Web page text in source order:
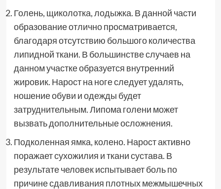
Голень, щиколотка, лодыжка. В данной части
образование отлично просматривается,
благодаря отсутствию большого количества
липидной ткани. В большинстве случаев на
данном участке образуется внутренний
жировик. Нарост на ноге следует удалять,
ношение обуви и одежды будет
затруднительным. Липома голени может
вызвать дополнительные осложнения.
Подколенная ямка, колено. Нарост активно
поражает сухожилия и ткани сустава. В
результате человек испытывает боль по
причине сдавливания плотных межмышечных